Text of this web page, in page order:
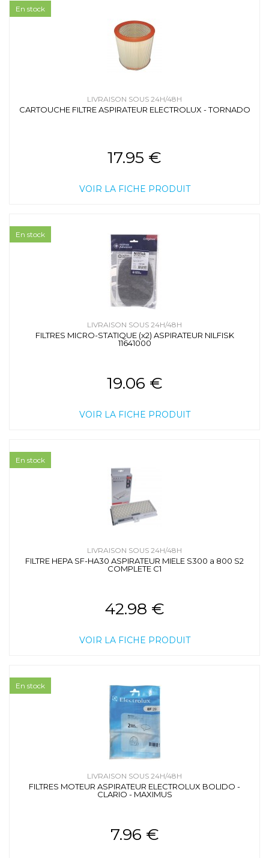
LIVRAISON SOUS 24H/48H
CARTOUCHE FILTRE ASPIRATEUR ELECTROLUX - TORNADO
17.95 €
VOIR LA FICHE PRODUIT
En stock
LIVRAISON SOUS 24H/48H
FILTRES MICRO-STATIQUE (x2) ASPIRATEUR NILFISK
11641000
19.06 €
VOIR LA FICHE PRODUIT
En stock
LIVRAISON SOUS 24H/48H
FILTRE HEPA SF-HA30 ASPIRATEUR MIELE S300 a 800 S2
COMPLETE C1
42.98 €
VOIR LA FICHE PRODUIT
En stock
LIVRAISON SOUS 24H/48H
FILTRES MOTEUR ASPIRATEUR ELECTROLUX BOLIDO -
CLARIO - MAXIMUS
7.96 €
En stock